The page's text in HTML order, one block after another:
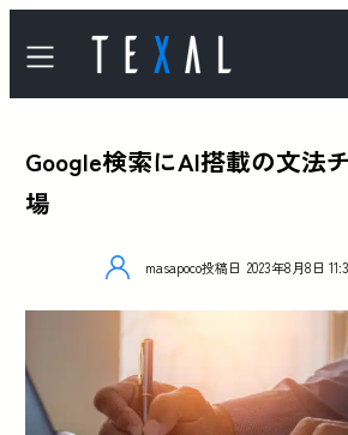
Google検索にAI搭載の文法
場
masapoco投稿日 2023年8月8日